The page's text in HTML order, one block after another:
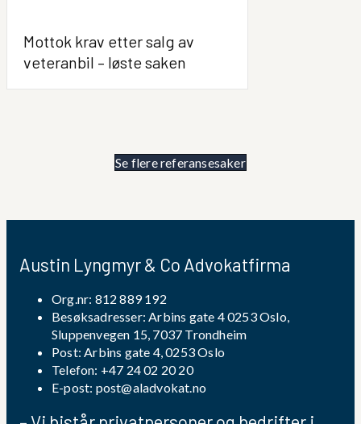
Mottok krav etter salg av
veteranbil – løste saken
Se flere referansesaker
Austin Lyngmyr & Co Advokatfirma
Org.nr: 812 889 192
Besøksadresser: Arbins gate 4 0253 Oslo,
Sluppenvegen 15, 7037 Trondheim
Post: Arbins gate 4, 0253 Oslo
Telefon: +47 24 02 20 20
E-post: post@aladvokat.no